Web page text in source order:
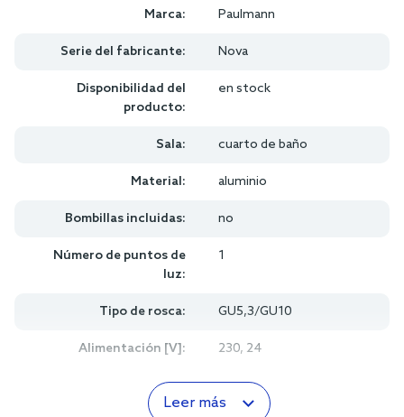
Marca: Paulmann
Serie del fabricante: Nova
Disponibilidad del
producto:
en stock
Sala: cuarto de baño
Material: aluminio
Bombillas incluidas: no
Número de puntos de
luz:
1
Tipo de rosca: GU5,3/GU10
Alimentación [V]: 230, 24
Leer más